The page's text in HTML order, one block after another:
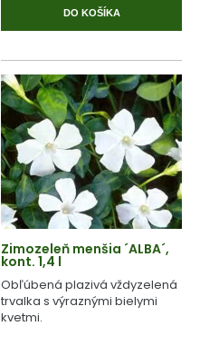
DO KOŠÍKA
Zimozeleň menšia ´ALBA´,
kont. 1,4 l
Obľúbená plazivá vždyzelená
trvalka s výraznými bielymi
kvetmi.